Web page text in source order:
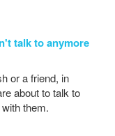
talk to anymore
or a friend, in
about to talk to
them.